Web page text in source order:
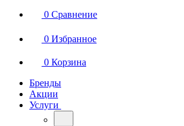
0 Сравнение
0 Избранное
0 Корзина
Бренды
Акции
Услуги